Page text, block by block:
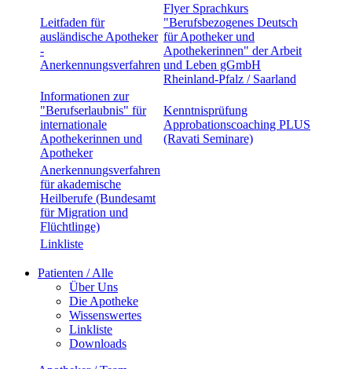
Leitfaden für
ausländische Apotheker
-
Anerkennungsverfahren
Flyer Sprachkurs
"Berufsbezogenes Deutsch
für Apotheker und
Apothekerinnen" der Arbeit
und Leben gGmbH
Rheinland-Pfalz / Saarland
Informationen zur
"Berufserlaubnis" für
internationale
Apothekerinnen und
Apotheker
Kenntnisprüfung
Approbationscoaching PLUS
(Ravati Seminare)
Anerkennungsverfahren
für akademische
Heilberufe (Bundesamt
für Migration und
Flüchtlinge)
Linkliste
Patienten / Alle
Über Uns
Die Apotheke
Wissenswertes
Linkliste
Downloads